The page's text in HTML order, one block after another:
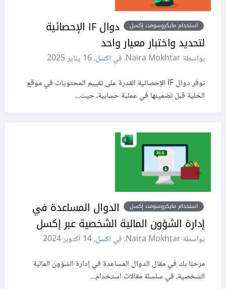
استخدام مايكروسوفت إكسل
دوال IF الإحصائية
لتحديد واختبار معيار واحد
بواسطة Naira Mokhtar، في اكسل،16 يناير 2025
توفر دوال IF الإحصائية القدرة على تقييم المحتويات في موقع
الخلية قبل تضمينها في عملية حسابية، حيث...
استخدام مايكروسوفت إكسل
الدوال المساعدة في
إدارة الشؤون المالية الشخصية عبر إكسل
بواسطة Naira Mokhtar، في اكسل،14 أكتوبر 2024
مرحبًا بك في مقال الدوال المساعدة في إدارة الشؤون المالية
الشخصية، في سلسلة مقالات استخدام...